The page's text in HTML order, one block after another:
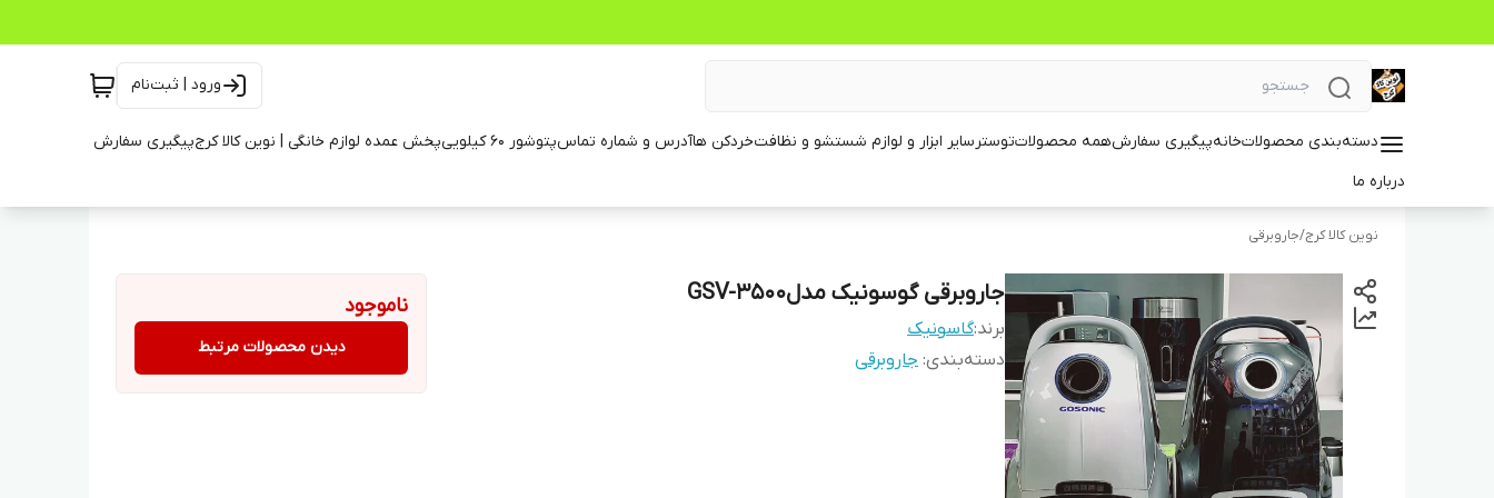
ورود | ثبت‌نام
دسته‌بندی محصولاتخانهپیگیری سفارشهمه محصولاتتوسترسایر ابزار و لوازم شستشو و نظافتخردکن هاآدرس و شماره تماسپتوشور ۶۰ کیلویی پخش عمده لوازم خانگی | نوین کالا کرجپیگیری سفارش
درباره ما
نوین کالا کرج/جاروبرقی
جاروبرقی گوسونیک مدلGSV-3500
برند:گاسونیک
دسته‌بندی: جاروبرقی
ناموجود
دیدن محصولات مرتبط